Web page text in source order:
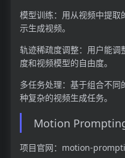
模型训练：用从视频中提取
示生成视频。
轨迹稀疏度调整：用户能调
度和视频模型的自由度。
多任务处理：基于组合不
种复杂的视频生成任务。
Motion
项目官网：motion-